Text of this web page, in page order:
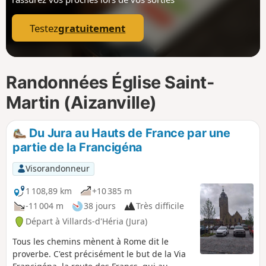
p
Testezgratuitement
Randonnées Église Saint-
Martin (Aizanville)
Du Jura au Hauts de France par une
partie de la Francigéna
Visorandonneur
1 108,89 km
+10 385 m
-11 004 m
38 jours
Très difficile
Départ à Villards-d'Héria (Jura)
Tous les chemins mènent à Rome dit le
proverbe. C'est précisément le but de la Via